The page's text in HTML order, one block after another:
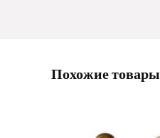
Похожие товары